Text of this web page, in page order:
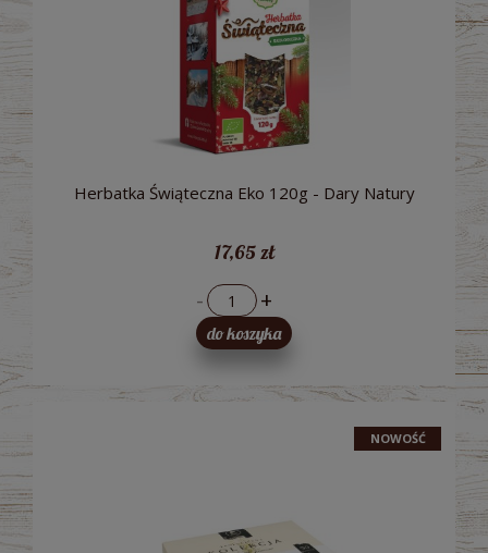
Herbatka Świąteczna Eko 120g - Dary Natury
17,65 zł
- +
do koszyka
NOWOŚĆ